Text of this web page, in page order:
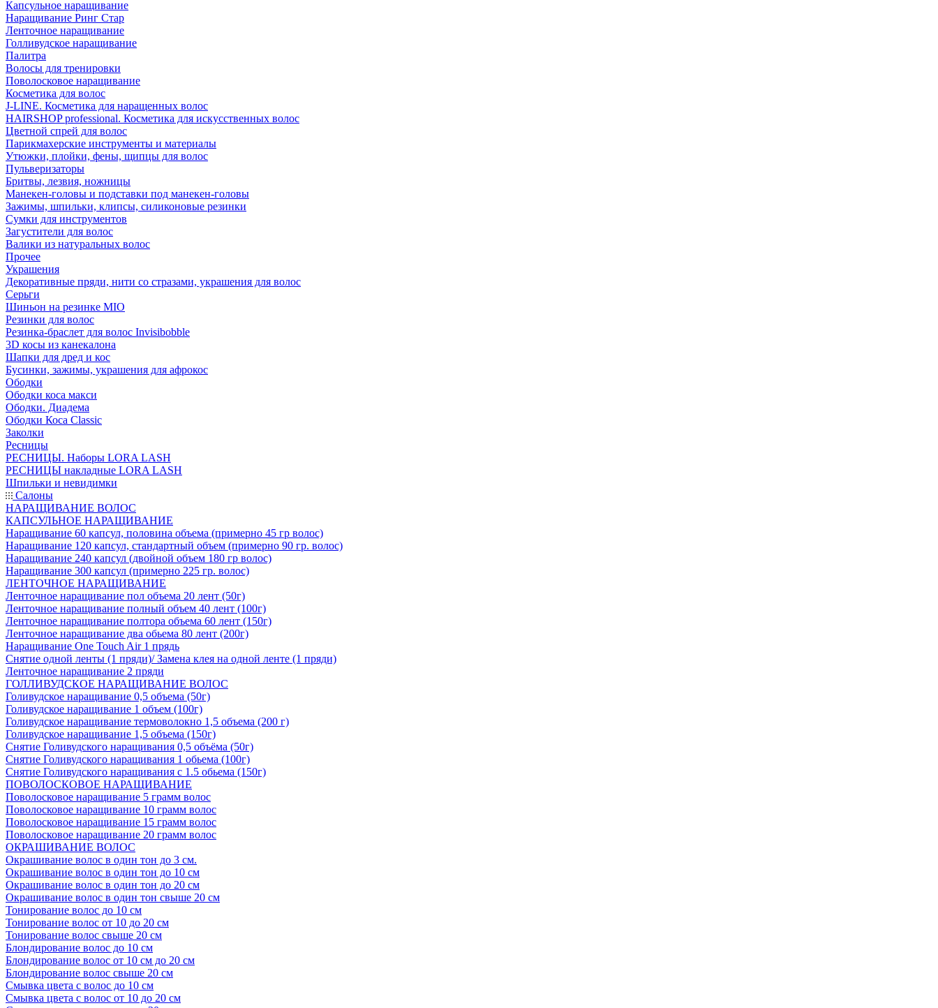
Капсульное наращивание
Наращивание Ринг Стар
Ленточное наращивание
Голливудское наращивание
Палитра
Волосы для тренировки
Поволосковое наращивание
Косметика для волос
J-LINE. Косметика для наращенных волос
HAIRSHOP professional. Косметика для искусственных волос
Цветной спрей для волос
Парикмахерские инструменты и материалы
Утюжки, плойки, фены, щипцы для волос
Пульверизаторы
Бритвы, лезвия, ножницы
Манекен-головы и подставки под манекен-головы
Зажимы, шпильки, клипсы, силиконовые резинки
Сумки для инструментов
Загустители для волос
Валики из натуральных волос
Прочее
Украшения
Декоративные пряди, нити со стразами, украшения для волос
Серьги
Шиньон на резинке MIO
Резинки для волос
Резинка-браслет для волос Invisibobble
3D косы из канекалона
Шапки для дред и кос
Бусинки, зажимы, украшения для афрокос
Ободки
Ободки коса макси
Ободки. Диадема
Ободки Коса Classic
Заколки
Ресницы
РЕСНИЦЫ. Наборы LORA LASH
РЕСНИЦЫ накладные LORA LASH
Шпильки и невидимки
Салоны
НАРАЩИВАНИЕ ВОЛОС
КАПСУЛЬНОЕ НАРАЩИВАНИЕ
Наращивание 60 капсул, половина объема (примерно 45 гр волос)
Наращивание 120 капсул, стандартный объем (примерно 90 гр. волос)
Наращивание 240 капсул (двойной объем 180 гр волос)
Наращивание 300 капсул (примерно 225 гр. волос)
ЛЕНТОЧНОЕ НАРАЩИВАНИЕ
Ленточное наращивание пол объема 20 лент (50г)
Ленточное наращивание полный объем 40 лент (100г)
Ленточное наращивание полтора объема 60 лент (150г)
Ленточное наращивание два обьема 80 лент (200г)
Наращивание One Touch Air 1 прядь
Снятие одной ленты (1 пряди)/ Замена клея на одной ленте (1 пряди)
Ленточное наращивание 2 пряди
ГОЛЛИВУДСКОЕ НАРАЩИВАНИЕ ВОЛОС
Голивудское наращивание 0,5 объема (50г)
Голивудское наращивание 1 объем (100г)
Голивудское наращивание термоволокно 1,5 объема (200 г)
Голивудское наращивание 1,5 объема (150г)
Снятие Голивудского наращивания 0,5 объёма (50г)
Снятие Голивудского наращивания 1 обьема (100г)
Снятие Голивудского наращивания с 1.5 обьема (150г)
ПОВОЛОСКОВОЕ НАРАЩИВАНИЕ
Поволосковое наращивание 5 грамм волос
Поволосковое наращивание 10 грамм волос
Поволосковое наращивание 15 грамм волос
Поволосковое наращивание 20 грамм волос
ОКРАШИВАНИЕ ВОЛОС
Окрашивание волос в один тон до 3 см.
Окрашивание волос в один тон до 10 см
Окрашивание волос в один тон до 20 см
Окрашивание волос в один тон свыше 20 см
Тонирование волос до 10 см
Тонирование волос от 10 до 20 см
Тонирование волос свыше 20 см
Блондирование волос до 10 см
Блондирование волос от 10 см до 20 см
Блондирование волос свыше 20 см
Смывка цвета с волос до 10 см
Смывка цвета с волос от 10 до 20 см